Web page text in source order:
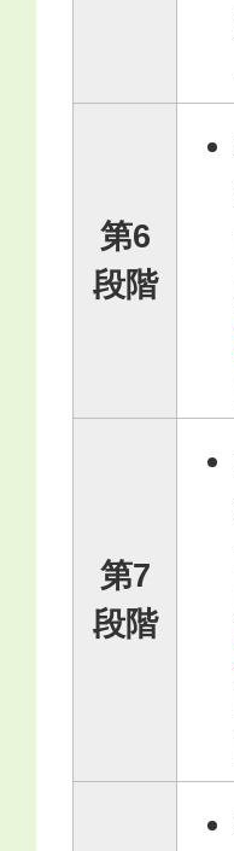
第6
段階
第7
段階